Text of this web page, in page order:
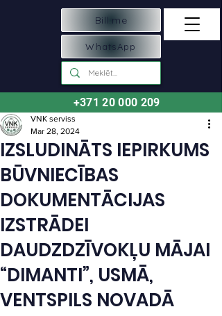
+371 20 000 209
Bill.me
WhatsApp
IZSLUDINĀTS IEPIRKUMS
BŪVNIECĪBAS
DOKUMENTĀCIJAS
IZSTRĀDEI
DAUDZDZĪVOKĻU MĀJAI
“DIMANTI”, USMĀ,
VENTSPILS NOVADĀ
VNK serviss
Mar 28, 2024